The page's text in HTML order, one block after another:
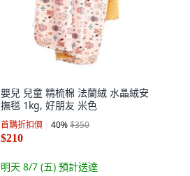
嬰兒 兒童 精梳棉 法蘭絨 水晶絨安
撫毯 1kg, 好朋友 米色
首購折扣價 40%$350
$210
明天 8/7 (五) 預計送達